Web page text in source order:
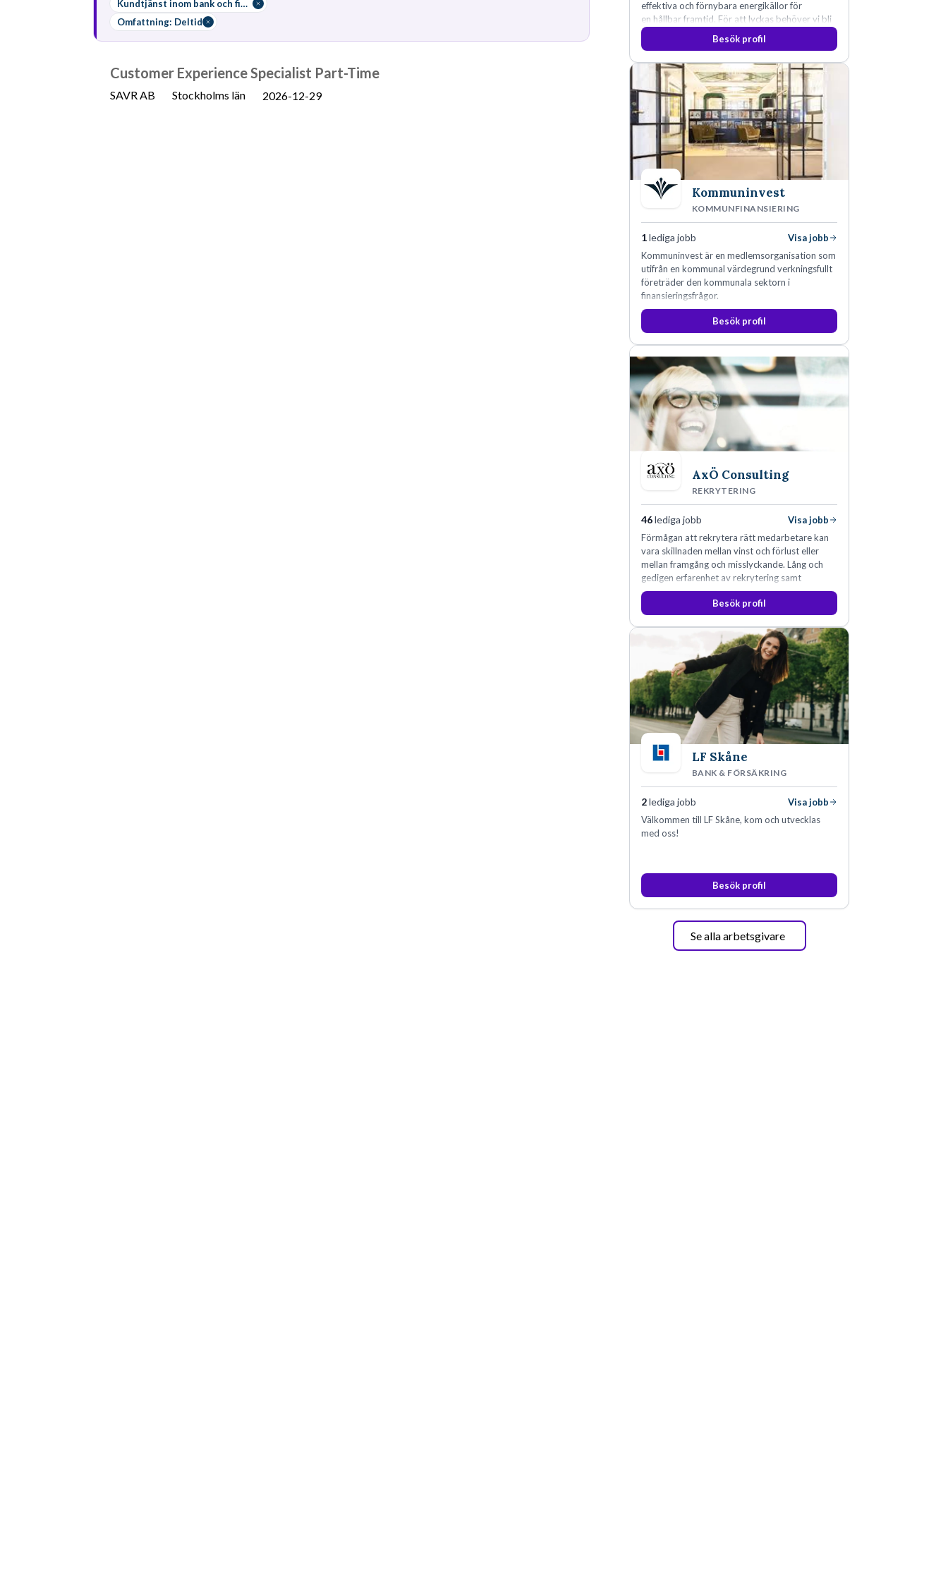
Läs mer om
yrket:
Löneguide
Kundtjänst inom bank och finans
Omfattning: Deltid
Customer Experience Specialist Part-Time
SAVR AB Stockholms län 2026-12-29
effektiva och förnybara energikällor för
en hållbar framtid. För att lyckas behöver vi bli
fler medarbetare som vill göra skillnad.
Besök profil
Kommuninvest
KOMMUNFINANSIERING
1lediga jobb
Visa jobb
Kommuninvest är en medlemsorganisation som
utifrån en kommunal värdegrund verkningsfullt
företräder den kommunala sektorn i
finansieringsfrågor.
Besök profil
AxÖ Consulting
REKRYTERING
46lediga jobb
Visa jobb
Förmågan att rekrytera rätt medarbetare kan
vara skillnaden mellan vinst och förlust eller
mellan framgång och misslyckande. Lång och
gedigen erfarenhet av rekrytering samt
konsultverksamhet har lärt oss just det.
Besök profil
LF Skåne
BANK & FÖRSÄKRING
2lediga jobb
Visa jobb
Välkommen till LF Skåne, kom och utvecklas
med oss!
Besök profil
Se alla arbetsgivare